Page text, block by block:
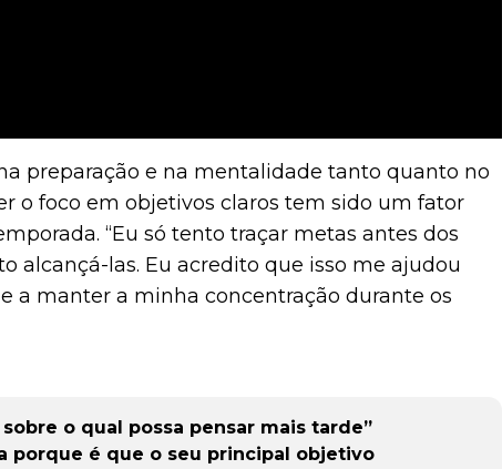
preparação e na mentalidade tanto quanto no
o foco em objetivos claros tem sido um fator
“Eu só tento traçar metas antes dos
alcançá-las. Eu acredito que isso me ajudou
a manter a minha concentração durante os
o qual possa pensar mais tarde”
porque é que o seu principal objetivo